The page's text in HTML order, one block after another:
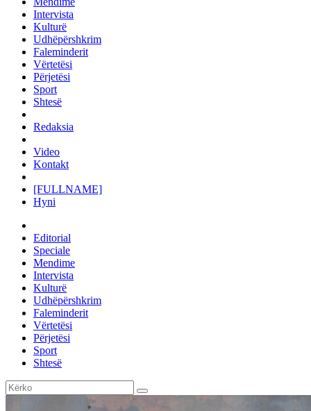
Intervista
Kulturë
Udhëpërshkrim
Faleminderit
Vërtetësi
Përjetësi
Sport
Shtesë
Redaksia
Video
Kontakt
[FULLNAME]
Hyni
Editorial
Speciale
Mendime
Intervista
Kulturë
Udhëpërshkrim
Faleminderit
Vërtetësi
Përjetësi
Sport
Shtesë